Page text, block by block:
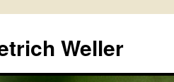
Weller